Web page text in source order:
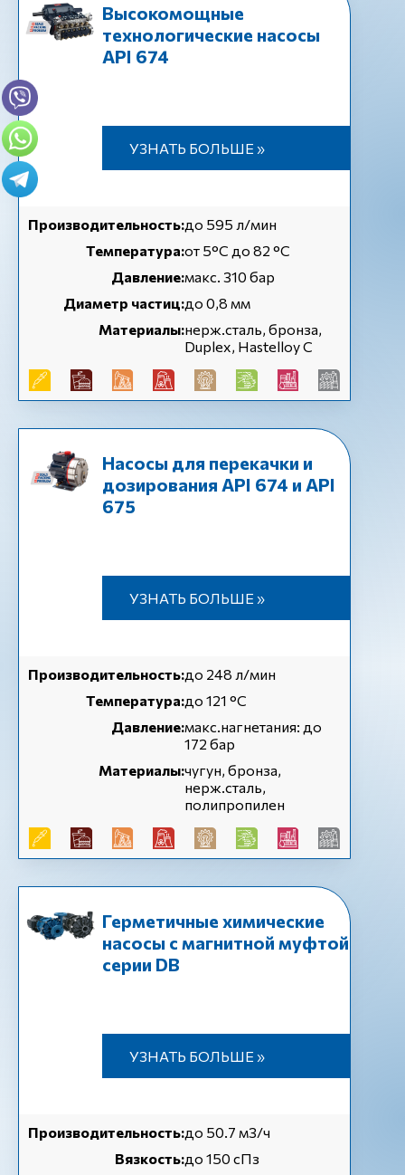
Высокомощные
технологические насосы
API 674
УЗНАТЬ БОЛЬШЕ »
Производительность:до 595 л/мин
Температура:от 5°С до 82 °С
Давление:макс. 310 бар
Диаметр частиц:до 0,8 мм
Материалы:нерж.сталь, бронза,
Duplex, Hastelloy C
Насосы для перекачки и
дозирования API 674 и API
675
УЗНАТЬ БОЛЬШЕ »
Производительность:до 248 л/мин
Температура:до 121 °С
Давление:макс.нагнетания: до
172 бар
Материалы:чугун, бронза,
нерж.сталь,
полипропилен
Герметичные химические
насосы с магнитной муфтой
серии DB
УЗНАТЬ БОЛЬШЕ »
Производительность:до 50.7 м3/ч
Вязкость:до 150 сПз